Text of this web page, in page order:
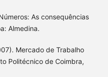
As consequências
Almedina.
Mercado de Trabalho
Politécnico de Coimbra,